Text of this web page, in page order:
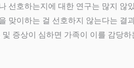
선호하는지에 대한 연구는 많지 않
맞이하는 걸 선호하지 않는다는 결
증상이 심하면 가족이 이를 감당하